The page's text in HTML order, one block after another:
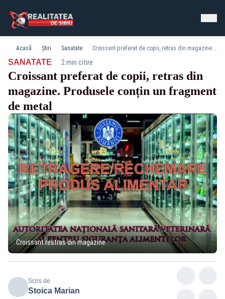
Acasă Știri Sanatate Croissant preferat de copii, retras din magazine. Produsele conțin un fragment de metal
SANATATE· 2 min citire
Croissant preferat de copii, retras din
magazine. Produsele conțin un fragment
de metal
Croissant restras din magazine
Scris de
Stoica Marian